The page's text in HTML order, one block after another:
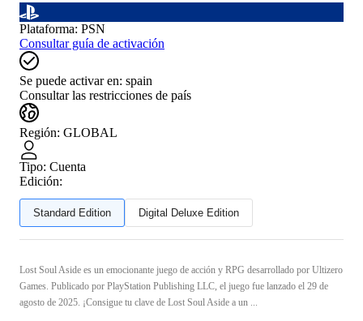
Plataforma: PSN
Consultar guía de activación
Se puede activar en: spain
Consultar las restricciones de país
Región: GLOBAL
Tipo: Cuenta
Edición:
Standard Edition Digital Deluxe Edition
Lost Soul Aside es un emocionante juego de acción y RPG desarrollado por Ultizero
Games. Publicado por PlayStation Publishing LLC, el juego fue lanzado el 29 de
agosto de 2025. ¡Consigue tu clave de Lost Soul Aside a un ...